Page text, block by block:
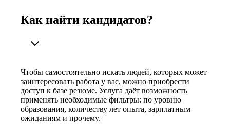
Как найти кандидатов?
Чтобы самостоятельно искать людей, которых может
заинтересовать работа у вас, можно приобрести
доступ к базе резюме. Услуга даёт возможность
применять необходимые фильтры: по уровню
образования, количеству лет опыта, зарплатным
ожиданиям и прочему.